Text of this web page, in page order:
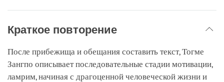
Краткое повторение
После прибежища и обещания составить текст, Тогме
Зангпо описывает последовательные стадии мотивации,
ламрим, начиная с драгоценной человеческой жизни и